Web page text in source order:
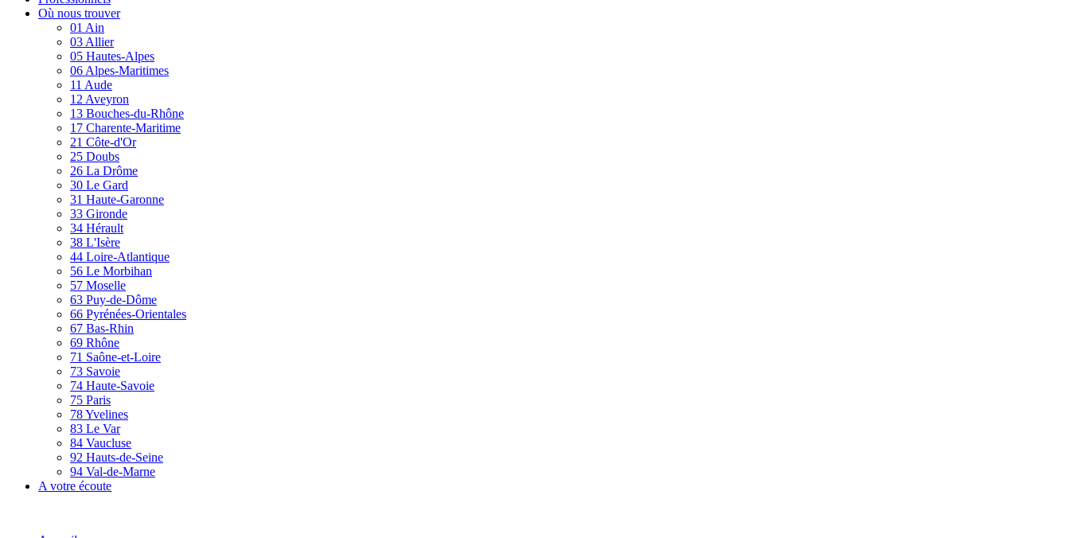
Où nous trouver
01 Ain
03 Allier
05 Hautes-Alpes
06 Alpes-Maritimes
11 Aude
12 Aveyron
13 Bouches-du-Rhône
17 Charente-Maritime
21 Côte-d'Or
25 Doubs
26 La Drôme
30 Le Gard
31 Haute-Garonne
33 Gironde
34 Hérault
38 L'Isère
44 Loire-Atlantique
56 Le Morbihan
57 Moselle
63 Puy-de-Dôme
66 Pyrénées-Orientales
67 Bas-Rhin
69 Rhône
71 Saône-et-Loire
73 Savoie
74 Haute-Savoie
75 Paris
78 Yvelines
83 Le Var
84 Vaucluse
92 Hauts-de-Seine
94 Val-de-Marne
A votre écoute